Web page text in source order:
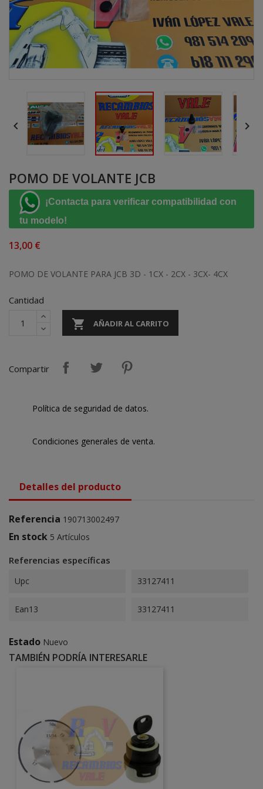
 
POMO DE VOLANTE JCB
¡Contacta para verificar compatibilidad con
tu modelo!
13,00 €
POMO DE VOLANTE PARA JCB 3D - 1CX - 2CX - 3CX- 4CX
Cantidad
 AÑADIR AL CARRITO
Compartir
Política de seguridad de datos.
Condiciones generales de venta.
Detalles del producto
Referencia 190713002497
En stock 5 Artículos
Referencias específicas
Upc 33127411
Ean13 33127411
Estado Nuevo
TAMBIÉN PODRÍA INTERESARLE